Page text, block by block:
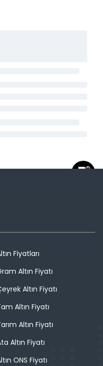
Fiyatları
Altın Fiyatı
Altın Fiyatı
Altın Fiyatı
Altın Fiyatı
Altın Fiyatı
ONS Fiyatı